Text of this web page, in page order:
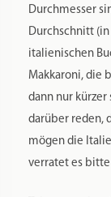
Durchmesser
Durchschnitt
italienischen
Makkaroni, die
dann nur
darüber reden,
mögen die
verratet es